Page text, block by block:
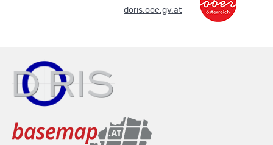
doris.ooe.gv.at.